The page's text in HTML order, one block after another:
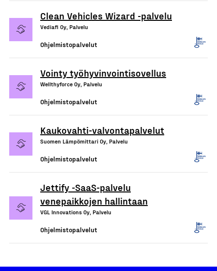
Clean Vehicles Wizard -palvelu
Vediafi Oy, Palvelu
Ohjelmistopalvelut
Vointy työhyvinvointisovellus
Wellthyforce Oy, Palvelu
Ohjelmistopalvelut
Kaukovahti-valvontapalvelut
Suomen Lämpömittari Oy, Palvelu
Ohjelmistopalvelut
Jettify -SaaS-palvelu
venepaikkojen hallintaan
VGL Innovations Oy, Palvelu
Ohjelmistopalvelut